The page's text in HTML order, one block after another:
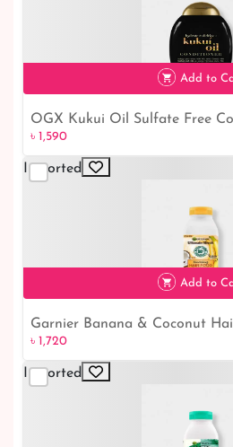
৳ 1,550
৳ 1,590
Add to
OGX Kukui Oil Sulfate Free
Hair, 385 ml
৳ 1,590
Imported
৳ 1,720
Add to
Garnier Banana & Coconut
Ultimate Blends Hair Food
৳ 1,720
Imported